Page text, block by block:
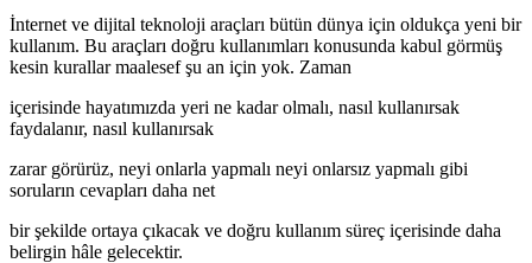
İnternet ve dijital teknoloji araçları bütün dünya için oldukça yeni bir
kullanım. Bu araçları doğru kullanımları konusunda kabul görmüş
kesin kurallar maalesef şu an için yok. Zaman
içerisinde hayatımızda yeri ne kadar olmalı, nasıl kullanırsak
faydalanır, nasıl kullanırsak
zarar görürüz, neyi onlarla yapmalı neyi onlarsız yapmalı gibi
soruların cevapları daha net
bir şekilde ortaya çıkacak ve doğru kullanım süreç içerisinde daha
belirgin hâle gelecektir.